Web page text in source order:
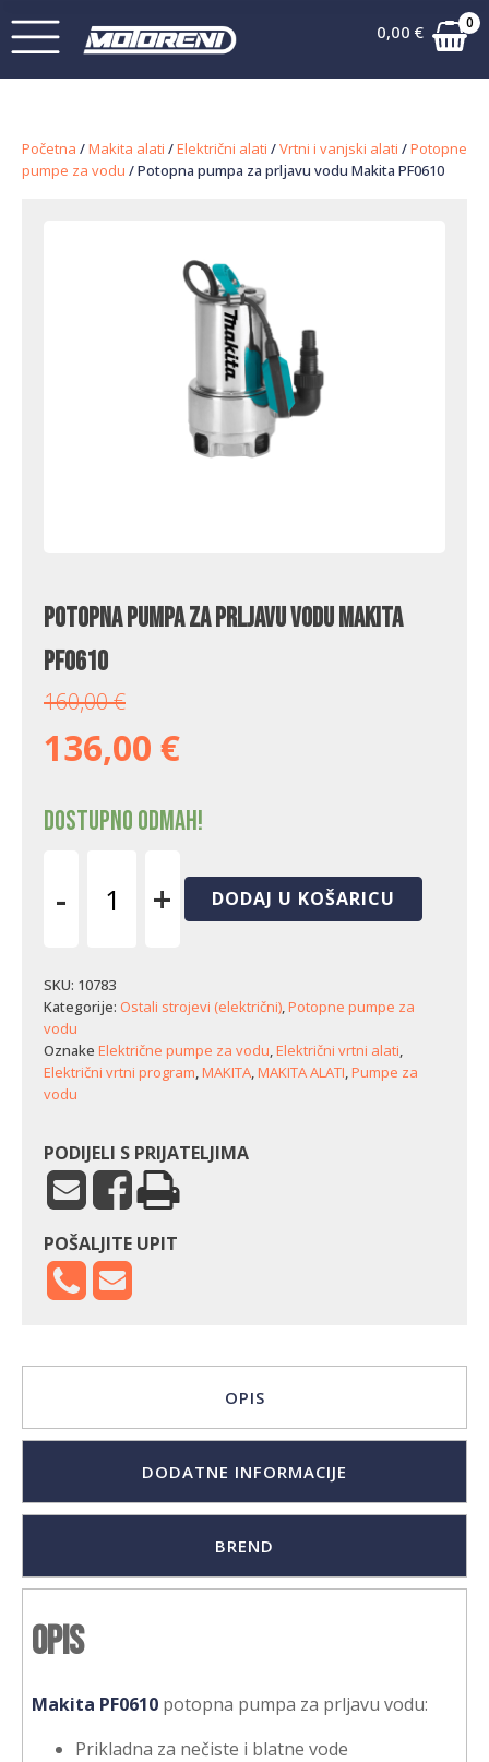
0,00 € 0
Početna /Makita alati /Električni alati /Vrtni i vanjski alati /Potopne
pumpe za vodu / Potopna pumpa za prljavu vodu Makita PF0610
Potopna pumpa za prljavu vodu Makita
PF0610
160,00€
136,00 €
Dostupno odmah!
-
prljavu
vodu
Makita
PF0610
količina
+ DODAJ U KOŠARICU
SKU: 10783
Kategorije: Ostali strojevi (električni),Potopne pumpe za
vodu
Oznake Električne pumpe za vodu,Električni vrtni alati,
Električni vrtni program,MAKITA,MAKITA ALATI,Pumpe za
vodu
PODIJELI S PRIJATELJIMA
POŠALJITE UPIT
OPIS
DODATNE INFORMACIJE
BREND
Opis
Makita PF0610 potopna pumpa za prljavu vodu:
Prikladna za nečiste i blatne vode